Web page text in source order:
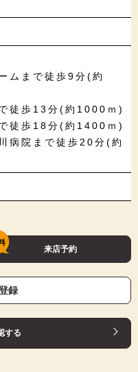
ムまで徒歩9分(約
徒歩13分(約1000ｍ)
徒歩18分(約1400ｍ)
病院まで徒歩20分(約
来店予約
録
する